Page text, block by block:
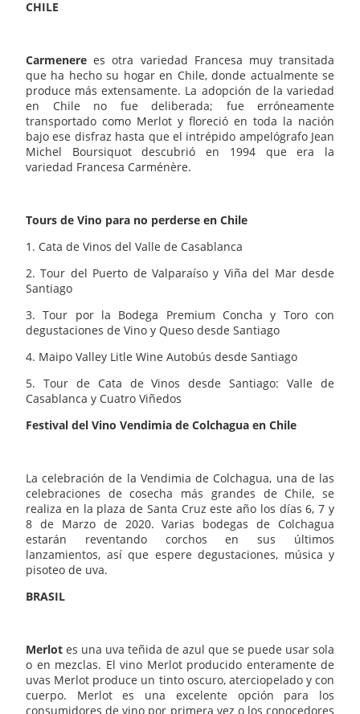
CHILE
Carmenere es otra variedad Francesa muy transitada
que ha hecho su hogar en Chile, donde actualmente se
produce más extensamente. La adopción de la variedad
en Chile no fue deliberada; fue erróneamente
transportado como Merlot y floreció en toda la nación
bajo ese disfraz hasta que el intrépido ampelógrafo Jean
Michel Boursiquot descubrió en 1994 que era la
variedad Francesa Carménère.
Tours de Vino para no perderse en Chile
1. Cata de Vinos del Valle de Casablanca
2. Tour del Puerto de Valparaíso y Viña del Mar desde
Santiago
3. Tour por la Bodega Premium Concha y Toro con
degustaciones de Vino y Queso desde Santiago
4. Maipo Valley Litle Wine Autobús desde Santiago
5. Tour de Cata de Vinos desde Santiago: Valle de
Casablanca y Cuatro Viñedos
Festival del Vino Vendimia de Colchagua en Chile
La celebración de la Vendimia de Colchagua, una de las
celebraciones de cosecha más grandes de Chile, se
realiza en la plaza de Santa Cruz este año los días 6, 7 y
8 de Marzo de 2020. Varias bodegas de Colchagua
estarán reventando corchos en sus últimos
lanzamientos, así que espere degustaciones, música y
pisoteo de uva.
BRASIL
Merlot es una uva teñida de azul que se puede usar sola
o en mezclas. El vino Merlot producido enteramente de
uvas Merlot produce un tinto oscuro, aterciopelado y con
cuerpo. Merlot es una excelente opción para los
consumidores de vino por primera vez o los conocedores